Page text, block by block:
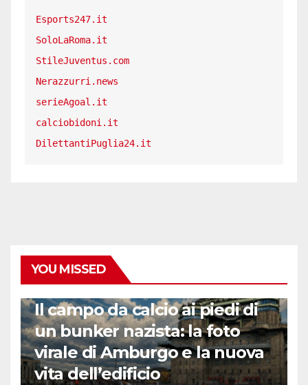
Esports247.it
SoloLaRoma.it
StileJuventus.com
Nerazzurri.news
serieAgoal.it
calciobidoni.it
DilettantiPuglia24.it
YOU MISSED
Il campo da calcio ai piedi di
un bunker nazista: la foto
virale di Amburgo e la nuova
vita dell’edificio